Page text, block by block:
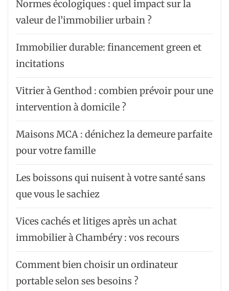
Normes écologiques : quel impact sur la
valeur de l’immobilier urbain ?
Immobilier durable: financement green et
incitations
Vitrier à Genthod : combien prévoir pour une
intervention à domicile ?
Maisons MCA : dénichez la demeure parfaite
pour votre famille
Les boissons qui nuisent à votre santé sans
que vous le sachiez
Vices cachés et litiges après un achat
immobilier à Chambéry : vos recours
Comment bien choisir un ordinateur
portable selon ses besoins ?